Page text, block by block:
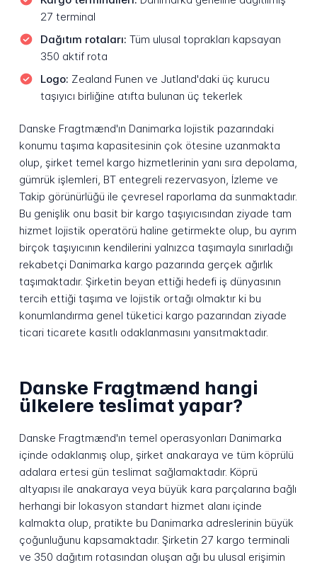
27 terminal
Dağıtım rotaları: Tüm ulusal toprakları kapsayan
350 aktif rota
Logo: Zealand Funen ve Jutland'daki üç kurucu
taşıyıcı birliğine atıfta bulunan üç tekerlek
Danske Fragtmænd'ın Danimarka lojistik pazarındaki
konumu taşıma kapasitesinin çok ötesine uzanmakta
olup, şirket temel kargo hizmetlerinin yanı sıra depolama,
gümrük işlemleri, BT entegreli rezervasyon, İzleme ve
Takip görünürlüğü ile çevresel raporlama da sunmaktadır.
Bu genişlik onu basit bir kargo taşıyıcısından ziyade tam
hizmet lojistik operatörü haline getirmekte olup, bu ayrım
birçok taşıyıcının kendilerini yalnızca taşımayla sınırladığı
rekabetçi Danimarka kargo pazarında gerçek ağırlık
taşımaktadır. Şirketin beyan ettiği hedefi iş dünyasının
tercih ettiği taşıma ve lojistik ortağı olmaktır ki bu
konumlandırma genel tüketici kargo pazarından ziyade
ticari ticarete kasıtlı odaklanmasını yansıtmaktadır.
Danske Fragtmænd hangi
ülkelere teslimat yapar?
Danske Fragtmænd'ın temel operasyonları Danimarka
içinde odaklanmış olup, şirket anakaraya ve tüm köprülü
adalara ertesi gün teslimat sağlamaktadır. Köprü
altyapısı ile anakaraya veya büyük kara parçalarına bağlı
herhangi bir lokasyon standart hizmet alanı içinde
kalmakta olup, pratikte bu Danimarka adreslerinin büyük
çoğunluğunu kapsamaktadır. Şirketin 27 kargo terminali
ve 350 dağıtım rotasından oluşan ağı bu ulusal erişimin